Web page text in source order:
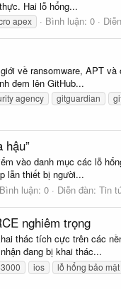
Hai lỗ hổng...
apex Bình luận: 0
về ransomware, APT
đem lên GitHub...
agency gitguardian
hậu”
vào danh mục các lỗ
lẫn thiết bị người...
Bình luận: 0 Diễn đàn: Tin
nghiêm trọng
thác tích cực trên các
đang bị khai thác...
ios lỗ hổng bảo mật